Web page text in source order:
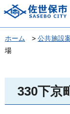
佐世保市
ホーム > 公共施設
場
330下京